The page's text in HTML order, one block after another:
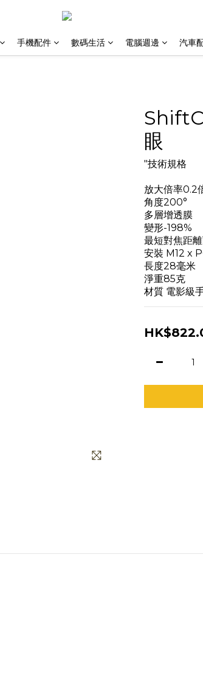
手機配件 數碼生活 電腦週邊 汽車
眼
"技術規格
放大倍率0.2
角度200°
多層增透膜
變形-198%
最短對焦距
安裝 M12 x
長度28毫米
淨重85克
材質 電影級